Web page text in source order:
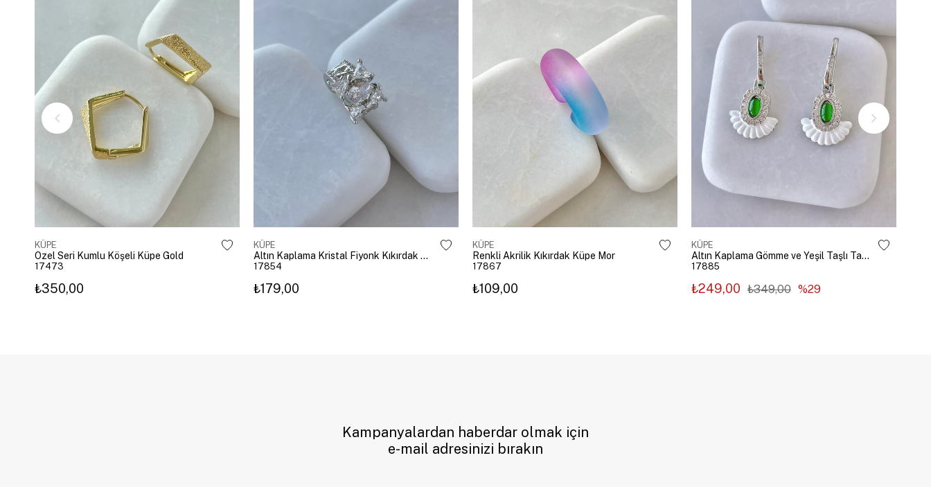
KÜPE
Özel Seri Kumlu Köşeli Küpe Gold
17473
₺350,00
KÜPE
Altın Kaplama Kristal Fiyonk Kıkırdak Küpe Gümüş
17854
₺179,00
KÜPE
Renkli Akrilik Kıkırdak Küpe Mor
17867
₺109,00
KÜPE
Altın Kaplama Gömme ve Yeşil Taşlı Tasarım Küpe Gümüş
17885
₺249,00 ₺349,00 %29
Kampanyalardan haberdar olmak için
e-mail adresinizi bırakın